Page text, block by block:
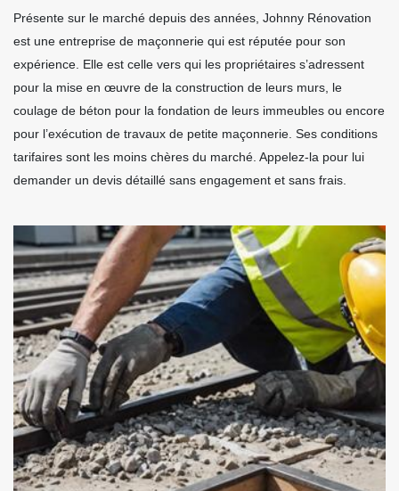
Présente sur le marché depuis des années, Johnny Rénovation
est une entreprise de maçonnerie qui est réputée pour son
expérience. Elle est celle vers qui les propriétaires s’adressent
pour la mise en œuvre de la construction de leurs murs, le
coulage de béton pour la fondation de leurs immeubles ou encore
pour l’exécution de travaux de petite maçonnerie. Ses conditions
tarifaires sont les moins chères du marché. Appelez-la pour lui
demander un devis détaillé sans engagement et sans frais.